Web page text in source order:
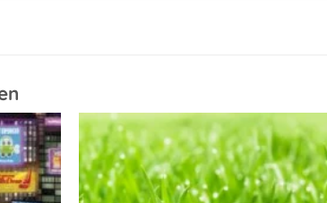
aan
Toevoegen
aan
verlanglijst